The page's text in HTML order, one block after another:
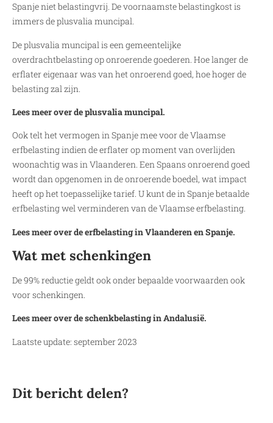
Spanje niet belastingvrij. De voornaamste belastingkost is
immers de plusvalia muncipal.
De plusvalia muncipal is een gemeentelijke
overdrachtbelasting op onroerende goederen. Hoe langer de
erflater eigenaar was van het onroerend goed, hoe hoger de
belasting zal zijn.
Lees meer over de plusvalia muncipal.
Ook telt het vermogen in Spanje mee voor de Vlaamse
erfbelasting indien de erflater op moment van overlijden
woonachtig was in Vlaanderen. Een Spaans onroerend goed
wordt dan opgenomen in de onroerende boedel, wat impact
heeft op het toepasselijke tarief. U kunt de in Spanje betaalde
erfbelasting wel verminderen van de Vlaamse erfbelasting.
Lees meer over de erfbelasting in Vlaanderen en Spanje.
Wat met schenkingen
De 99% reductie geldt ook onder bepaalde voorwaarden ook
voor schenkingen.
Lees meer over de schenkbelasting in Andalusië.
Laatste update: september 2023
Dit bericht delen?